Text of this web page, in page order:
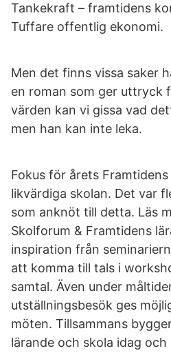
Tankekraft – framtidens
Tuffare offentlig ekonomi.
Men det finns vissa saker
en roman som ger uttryck
värden kan vi gissa vad
men han kan inte leka.
Fokus för årets
likvärdiga skolan. Det var
som anknöt till detta. Läs
Skolforum & Framtidens
inspiration från
att komma till tals i
samtal. Även under
utställningsbesök ges
möten. Tillsammans
lärande och skola idag